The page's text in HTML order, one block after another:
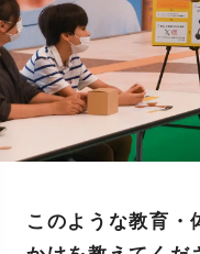
このような教育・